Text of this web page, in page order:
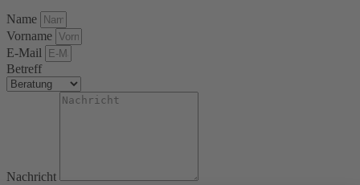
Name
Vorname
E-Mail
Betreff
Nachricht